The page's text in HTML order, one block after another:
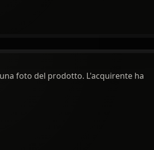
foto del prodotto. L'acquirente ha